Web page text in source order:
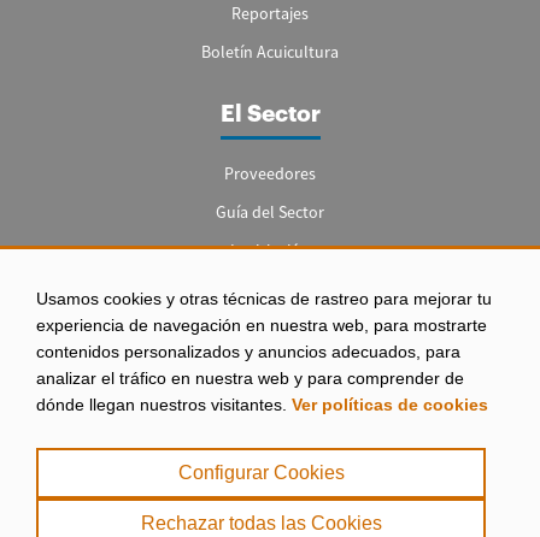
Usamos cookies y otras técnicas de rastreo para mejorar tu
experiencia de navegación en nuestra web, para mostrarte
contenidos personalizados y anuncios adecuados, para
analizar el tráfico en nuestra web y para comprender de
dónde llegan nuestros visitantes. Ver políticas de cookies
Configurar Cookies
Rechazar todas las Cookies
Reportajes
Boletín Acuicultura
El Sector
Proveedores
Guía del Sector
Legislación
Empleo
Aviso legal
|
Política de Privacidad
|